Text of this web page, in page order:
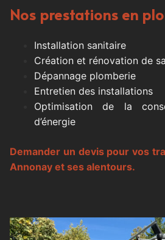
Nos prestations en
Installation sanitaire
Création et rénovation de
Dépannage plomberie
Entretien des installations
Optimisation de la
d’énergie
Demander un devis pour vos
Annonay et ses alentours.